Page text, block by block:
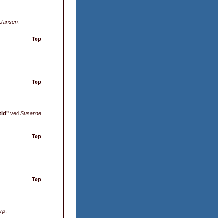
;
Top
Top
ved Susanne
Top
Top
;